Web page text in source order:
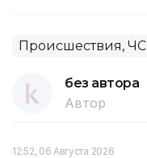
Происшествия, ЧС
без автора
Автор
12:52, 06 Августа 2026